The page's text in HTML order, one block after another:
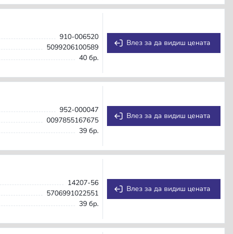
910-006520
5099206100589
40 бр.
Влез за да видиш цената
952-000047
0097855167675
39 бр.
Влез за да видиш цената
14207-56
5706991022551
39 бр.
Влез за да видиш цената